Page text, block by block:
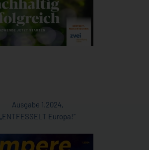
Ausgabe 1.2024,
„ENTFESSELT Europa!“